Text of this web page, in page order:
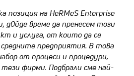
позиция на HeRMeS Enterprise
д0йде време да пренесем този
и услуга, от които да се
предприятия. В това
от процеси и процедури,
фирми. Подбрали сме най-